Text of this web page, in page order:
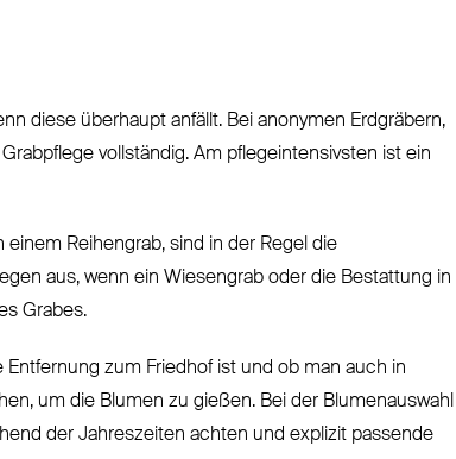
diese überhaupt anfällt. Bei anonymen Erdgräbern,
vollständig. Am pflegeintensivsten ist ein
Reihengrab, sind in der Regel die
aus, wenn ein Wiesengrab oder die Bestattung in
Grabes.
zum Friedhof ist und ob man auch in
um die Blumen zu gießen. Bei der Blumenauswahl
der Jahreszeiten achten und explizit passende